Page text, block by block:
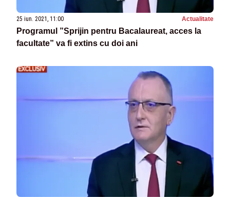
25 iun. 2021, 11:00 Actualitate
Programul ”Sprijin pentru Bacalaureat, acces la
facultate” va fi extins cu doi ani